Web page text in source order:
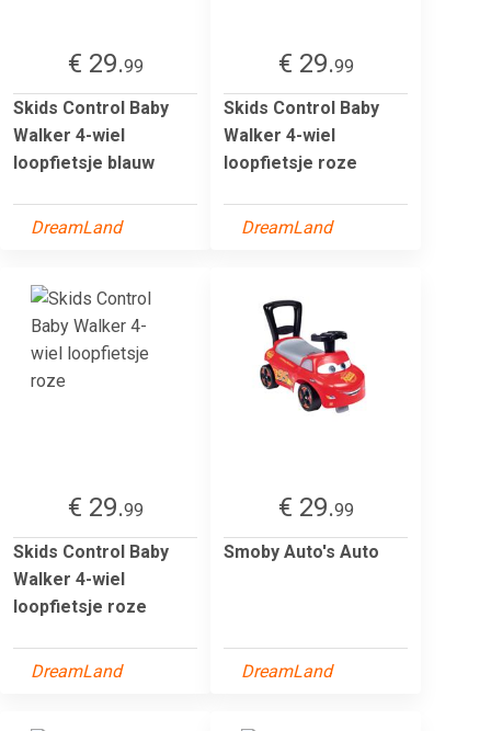
€ 29.99
Skids Control Baby
Walker 4-wiel
loopfietsje blauw
DreamLand
€ 29.99
Skids Control Baby
Walker 4-wiel
loopfietsje roze
DreamLand
€ 29.99
Skids Control Baby
Walker 4-wiel
loopfietsje roze
DreamLand
€ 29.99
Smoby Auto's Auto
DreamLand